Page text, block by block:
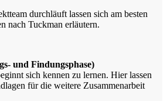
durchläuft lassen sich am besten
nach Tuckman erläutern.
und Findungsphase)
sich kennen zu lernen. Hier lassen
für die weitere Zusammenarbeit